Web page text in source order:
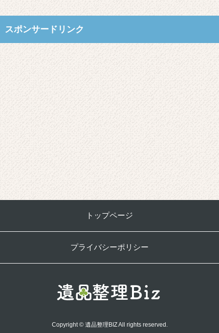
スポンサードリンク
トップページ
プライバシーポリシー
Copyright © 遺品整理BIZ All rights reserved.